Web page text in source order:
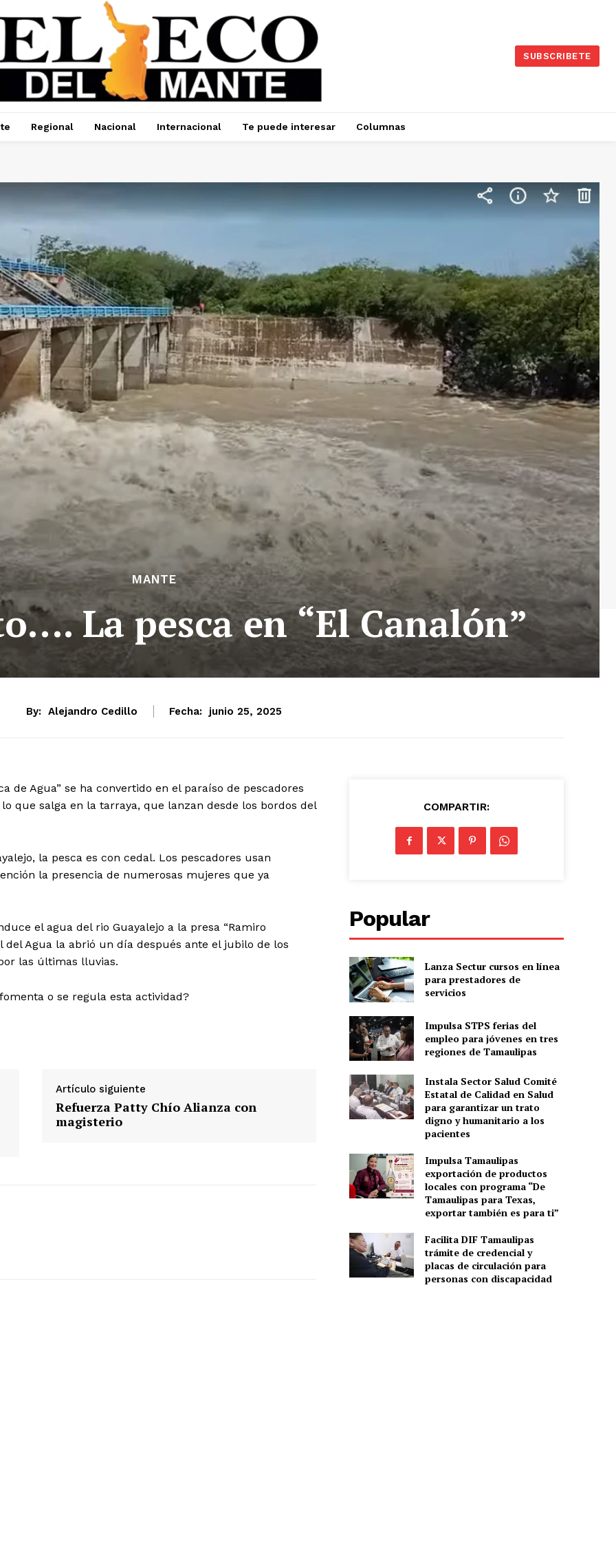
SUBSCRIBETE
Regional Nacional Internacional Te puede interesar Columnas
MANTE
La pesca en “El Canalón”
By: Alejandro Cedillo Fecha: junio 25, 2025
de Agua” se ha convertido en el paraíso de pescadores
que salga en la tarraya, que lanzan desde los bordos del
la pesca es con cedal. Los pescadores usan
la presencia de numerosas mujeres que ya
el agua del rio Guayalejo a la presa “Ramiro
del Agua la abrió un día después ante el jubilo de los
las últimas lluvias.
o se regula esta actividad?
Artículo siguiente
Refuerza Patty Chío Alianza con
magisterio
COMPARTIR:
Popular
Lanza Sectur cursos en línea
para prestadores de
servicios
Impulsa STPS ferias del
empleo para jóvenes en tres
regiones de Tamaulipas
Instala Sector Salud Comité
Estatal de Calidad en Salud
para garantizar un trato
digno y humanitario a los
pacientes
Impulsa Tamaulipas
exportación de productos
locales con programa “De
Tamaulipas para Texas,
exportar también es para ti”
Facilita DIF Tamaulipas
trámite de credencial y
placas de circulación para
personas con discapacidad